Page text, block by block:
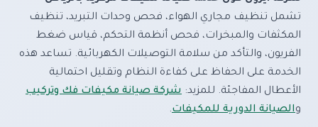
تشمل تنظيف مجاري الهواء، فحص وحدات التبريد، تنظيف
المكثفات والمبخرات، فحص أنظمة التحكم، قياس ضغط
الفريون، والتأكد من سلامة التوصيلات الكهربائية. تساعد هذه
الخدمة على الحفاظ على كفاءة النظام وتقليل احتمالية
الأعطال المفاجئة. للمزيد: شركة صيانة مكيفات فك وتركيب
والصيانة الدورية للمكيفات.